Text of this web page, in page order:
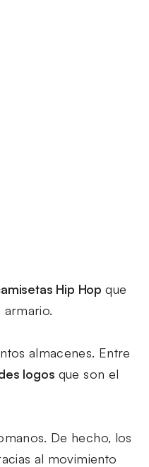
Hip Hop que
armario.
almacenes. Entre
logos que son el
De hecho, los
al movimiento